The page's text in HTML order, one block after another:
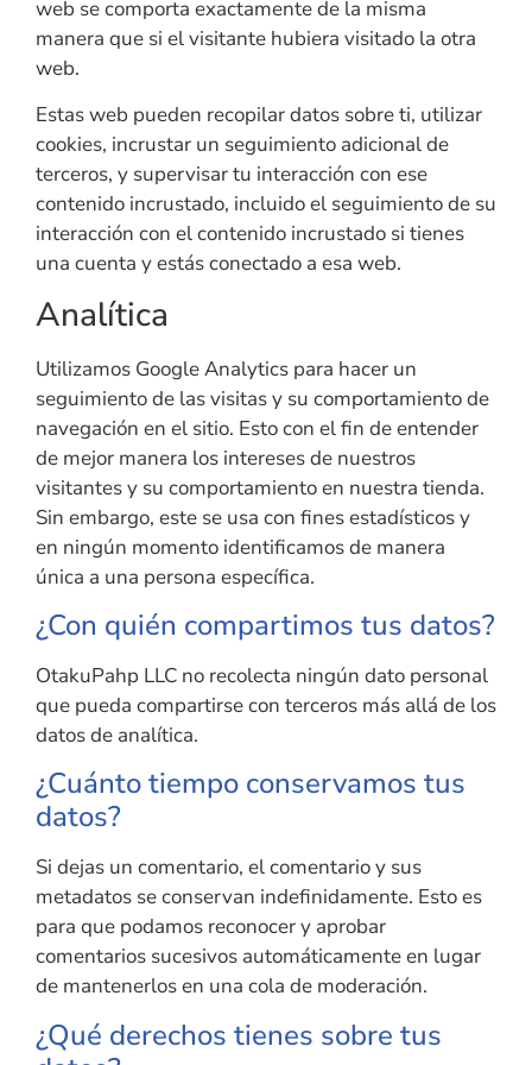
web se comporta exactamente de la misma
manera que si el visitante hubiera visitado la otra
web.
Estas web pueden recopilar datos sobre ti, utilizar
cookies, incrustar un seguimiento adicional de
terceros, y supervisar tu interacción con ese
contenido incrustado, incluido el seguimiento de su
interacción con el contenido incrustado si tienes
una cuenta y estás conectado a esa web.
Analítica
Utilizamos Google Analytics para hacer un
seguimiento de las visitas y su comportamiento de
navegación en el sitio. Esto con el fin de entender
de mejor manera los intereses de nuestros
visitantes y su comportamiento en nuestra tienda.
Sin embargo, este se usa con fines estadísticos y
en ningún momento identificamos de manera
única a una persona específica.
¿Con quién compartimos tus datos?
OtakuPahp LLC no recolecta ningún dato personal
que pueda compartirse con terceros más allá de los
datos de analítica.
¿Cuánto tiempo conservamos tus
datos?
Si dejas un comentario, el comentario y sus
metadatos se conservan indefinidamente. Esto es
para que podamos reconocer y aprobar
comentarios sucesivos automáticamente en lugar
de mantenerlos en una cola de moderación.
¿Qué derechos tienes sobre tus